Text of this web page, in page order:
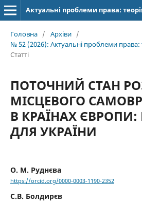
Актуальні проблеми права:
Головна / Архіви /
№ 52 (2026): Актуальні проблеми права:
Статті
ПОТОЧНИЙ СТАН
МІСЦЕВОГО
В КРАЇНАХ
ДЛЯ УКРАЇНИ
О. М. Руднєва
https://orcid.org/0000-0003-1190-2352
С.В. Болдирєв